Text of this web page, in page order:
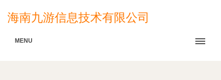
海南九游信息技术有限公司
MENU